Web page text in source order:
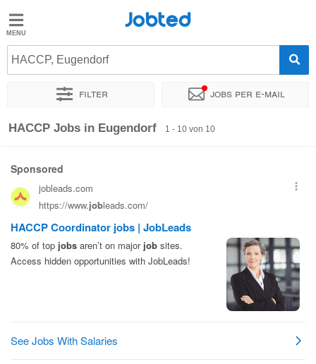
Jobted
Jobs
Jobted
HACCP, Eugendorf
Filter Jobs per e-mail
Sortieren nach Genauer Standort
HACCP Jobs in Eugendorf 1 - 10 von 10